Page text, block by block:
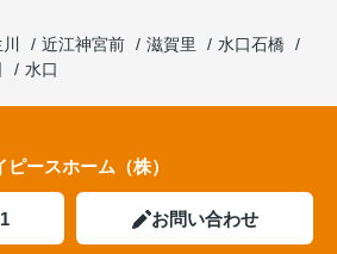
近江神宮前 滋賀里
水口石橋
水口
ピースホーム（株）
お問い合わせ